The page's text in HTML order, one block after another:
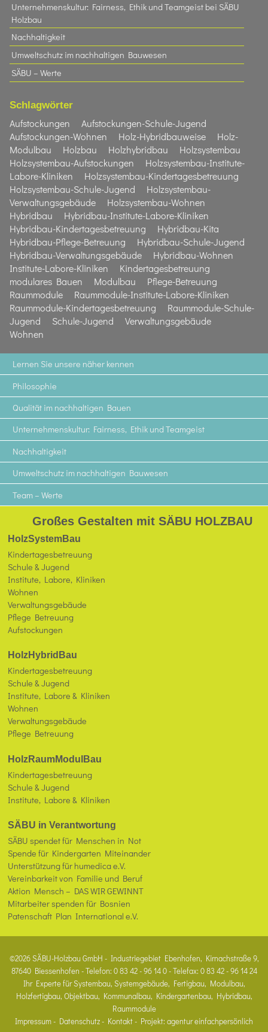
Unternehmenskultur: Fairness, Ethik und Teamgeist bei SÄBU
Holzbau​
Nachhaltigkeit
Umweltschutz im nachhaltigen Bauwesen
SÄBU – Werte
Schlagwörter
Aufstockungen
Aufstockungen-Schule-Jugend
Aufstockungen-Wohnen
Holz-Hybridbauweise
Holz-
Modulbau
Holzbau Holzhybridbau
Holzsystembau
Holzsystembau-Aufstockungen
Holzsystembau-Institute-
Labore-Kliniken
Holzsystembau-Kindertagesbetreuung
Holzsystembau-Schule-Jugend
Holzsystembau-
Verwaltungsgebäude
Holzsystembau-Wohnen
Hybridbau
Hybridbau-Institute-Labore-Kliniken
Hybridbau-Kindertagesbetreuung
Hybridbau-Kita
Hybridbau-Pflege-Betreuung
Hybridbau-Schule-Jugend
Hybridbau-Verwaltungsgebäude
Hybridbau-Wohnen
Institute-Labore-Kliniken
Kindertagesbetreuung
modulares Bauen
Modulbau
Pflege-Betreuung
Raummodule
Raummodule-Institute-Labore-Kliniken
Raummodule-Kindertagesbetreuung
Raummodule-Schule-
Jugend
Schule-Jugend
Verwaltungsgebäude
Wohnen
Lernen Sie unsere näher kennen
Philosophie
Qualität im nachhaltigen Bauen
Unternehmenskultur: Fairness, Ethik und Teamgeist
Nachhaltigkeit
Umweltschutz im nachhaltigen Bauwesen
Team – Werte
Großes Gestalten mit SÄBU HOLZBAU
HolzSystemBau
Kindertagesbetreuung
Schule & Jugend
Institute, Labore, Kliniken
Wohnen
Verwaltungsgebäude
Pflege Betreuung
Aufstockungen
HolzHybridBau
Kindertagesbetreuung
Schule & Jugend
Institute, Labore & Kliniken
Wohnen
Verwaltungsgebäude
Pflege Betreuung
HolzRaumModulBau
Kindertagesbetreuung
Schule & Jugend
Institute, Labore & Kliniken
SÄBU in Verantwortung
SÄBU spendet für Menschen in Not
Spende für Kindergarten Miteinander
Unterstützung für humedica e.V.
Vereinbarkeit von Familie und Beruf
Aktion Mensch – DAS WIR GEWINNT
Mitarbeiter spenden für Bosnien
Patenschaft Plan International e.V.
©2026 SÄBU-Holzbau GmbH - Industriegebiet Ebenhofen, Kirnachstraße 9,
87640 Biessenhofen - Telefon: 0 83 42 - 96 14 0 - Telefax: 0 83 42 - 96 14 24
Ihr Experte für Systembau, Systemgebäude, Fertigbau, Modulbau,
Holzfertigbau, Objektbau, Kommunalbau, Kindergartenbau, Hybridbau,
Raummodule
Impressum- Datenschutz- Kontakt- Projekt: agentur einfachpersönlich